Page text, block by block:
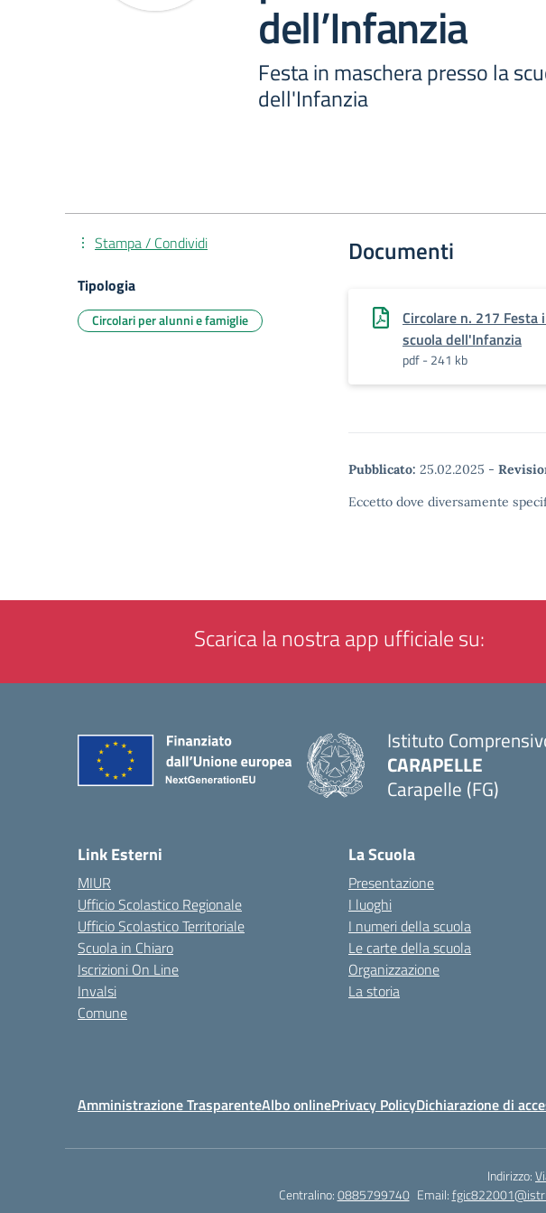
dell’Infanzia
Festa in maschera presso la
dell'Infanzia
Documenti
Circolare n. 217 Festa
scuola dell'Infanzia
pdf - 241 kb
Pubblicato: 25.02.2025 -
Eccetto dove diversamente
Stampa / Condividi
Tipologia
Circolari per alunni e famiglie
Scarica la nostra app ufficiale su:
Istituto
CARAPELLE
Carapelle (FG)
Link Esterni
MIUR
Ufficio Scolastico Regionale
Ufficio Scolastico Territoriale
Scuola in Chiaro
Iscrizioni On Line
Invalsi
Comune
La Scuola
Presentazione
I luoghi
I numeri della scuola
Le carte della scuola
Organizzazione
La storia
Amministrazione TrasparenteAlbo onlinePrivacy PolicyDichiarazione di
Indirizzo:
Centralino:0885799740 Email: